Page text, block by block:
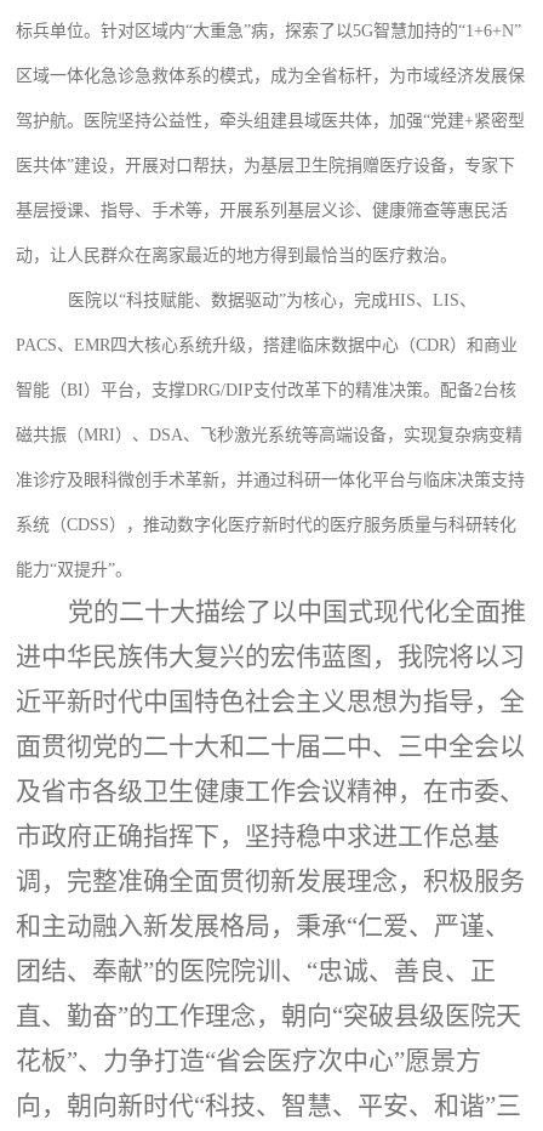
标兵单位。针对区域内“大重急”病，探索了以5G智慧加持的“1+6+N”
区域一体化急诊急救体系的模式，成为全省标杆，为市域经济发展保
驾护航。医院坚持公益性，牵头组建县域医共体，加强“党建+紧密型
医共体”建设，开展对口帮扶，为基层卫生院捐赠医疗设备，专家下
基层授课、指导、手术等，开展系列基层义诊、健康筛查等惠民活
动，让人民群众在离家最近的地方得到最恰当的医疗救治。
医院以“科技赋能、数据驱动”为核心，完成HIS、LIS、
PACS、EMR四大核心系统升级，搭建临床数据中心（CDR）和商业
智能（BI）平台，支撑DRG/DIP支付改革下的精准决策。配备2台核
磁共振（MRI）、DSA、飞秒激光系统等高端设备，实现复杂病变精
准诊疗及眼科微创手术革新，并通过科研一体化平台与临床决策支持
系统（CDSS），推动数字化医疗新时代的医疗服务质量与科研转化
能力“双提升”。
党的二十大描绘了以中国式现代化全面推
进中华民族伟大复兴的宏伟蓝图，我院将以习
近平新时代中国特色社会主义思想为指导，全
面贯彻党的二十大和二十届二中、三中全会以
及省市各级卫生健康工作会议精神，在市委、
市政府正确指挥下，坚持稳中求进工作总基
调，完整准确全面贯彻新发展理念，积极服务
和主动融入新发展格局，秉承“仁爱、严谨、
团结、奉献”的医院院训、“忠诚、善良、正
直、勤奋”的工作理念，朝向“突破县级医院天
花板”、力争打造“省会医疗次中心”愿景方
向，朝向新时代“科技、智慧、平安、和谐”三